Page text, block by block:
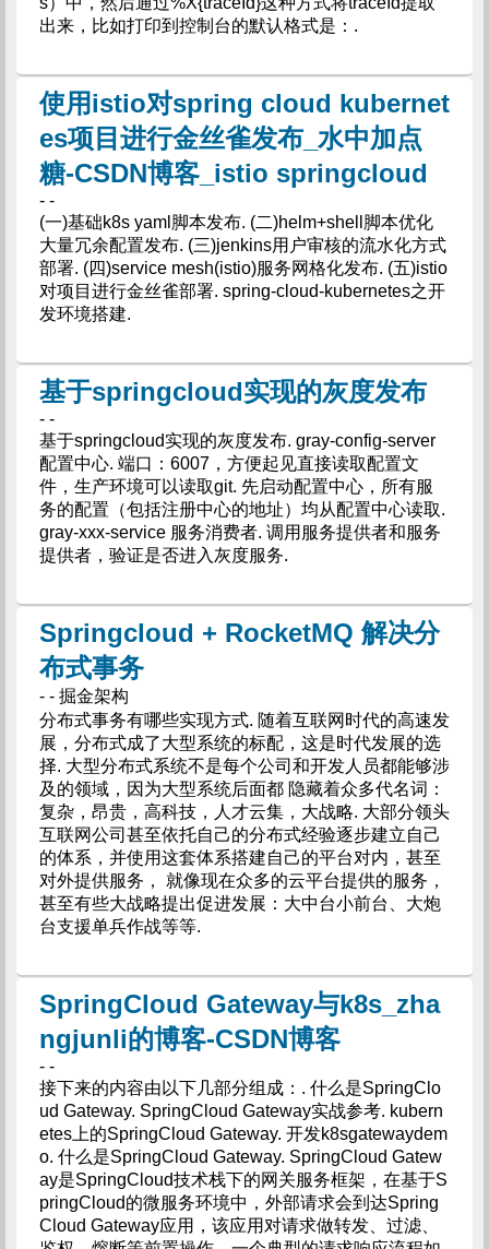
出来，比如打印到控制台的默认格式是：.
使用istio对spring cloud kubernet
es项目进行金丝雀发布_水中加点
糖-CSDN博客_istio springcloud
- -
(一)基础k8s yaml脚本发布. (二)helm+shell脚本优化
大量冗余配置发布. (三)jenkins用户审核的流水化方式
部署. (四)service mesh(istio)服务网格化发布. (五)istio
对项目进行金丝雀部署. spring-cloud-kubernetes之开
发环境搭建.
基于springcloud实现的灰度发布
- -
基于springcloud实现的灰度发布. gray-config-server
配置中心. 端口：6007，方便起见直接读取配置文
件，生产环境可以读取git. 先启动配置中心，所有服
务的配置（包括注册中心的地址）均从配置中心读取.
gray-xxx-service 服务消费者. 调用服务提供者和服务
提供者，验证是否进入灰度服务.
Springcloud + RocketMQ 解决分
布式事务
- - 掘金架构
分布式事务有哪些实现方式. 随着互联网时代的高速发
展，分布式成了大型系统的标配，这是时代发展的选
择. 大型分布式系统不是每个公司和开发人员都能够涉
及的领域，因为大型系统后面都 隐藏着众多代名词：
复杂，昂贵，高科技，人才云集，大战略. 大部分领头
互联网公司甚至依托自己的分布式经验逐步建立自己
的体系，并使用这套体系搭建自己的平台对内，甚至
对外提供服务， 就像现在众多的云平台提供的服务，
甚至有些大战略提出促进发展：大中台小前台、大炮
台支援单兵作战等等.
SpringCloud Gateway与k8s_zha
ngjunli的博客-CSDN博客
- -
接下来的内容由以下几部分组成：. 什么是SpringClo
ud Gateway. SpringCloud Gateway实战参考. kubern
etes上的SpringCloud Gateway. 开发k8sgatewaydem
o. 什么是SpringCloud Gateway. SpringCloud Gatew
ay是SpringCloud技术栈下的网关服务框架，在基于S
pringCloud的微服务环境中，外部请求会到达Spring
Cloud Gateway应用，该应用对请求做转发、过滤、